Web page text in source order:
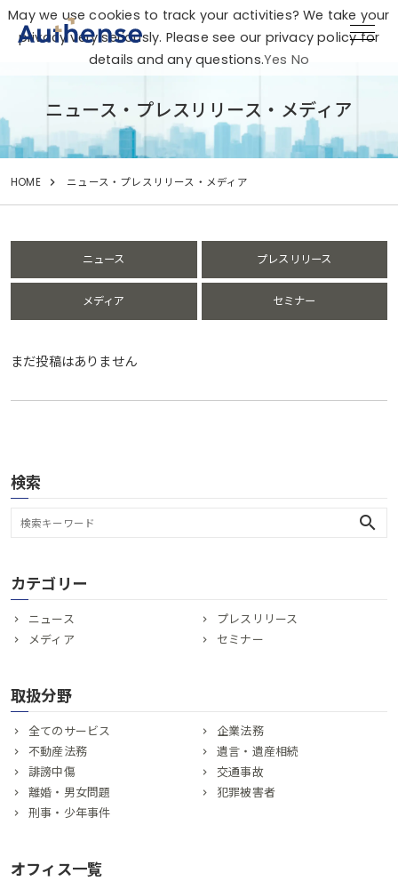
ニュース・プレスリリース・メディア
HOME ニュース・プレスリリース・メディア
ニュース プレスリリース
メディア セミナー
まだ投稿はありません
検索
search
カテゴリー
ニュース
プレスリリース
メディア
セミナー
取扱分野
全てのサービス
企業法務
不動産法務
遺言・遺産相続
誹謗中傷
交通事故
離婚・男女問題
犯罪被害者
刑事・少年事件
オフィス一覧
May we use cookies to track your activities? We take your
privacy very seriously. Please see our privacy policy for
details and any questions.Yes No